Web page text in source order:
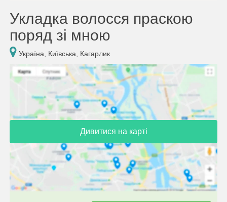
Укладка волосся праскою
поряд зі мною
Україна, Київська, Кагарлик
Дивитися на карті